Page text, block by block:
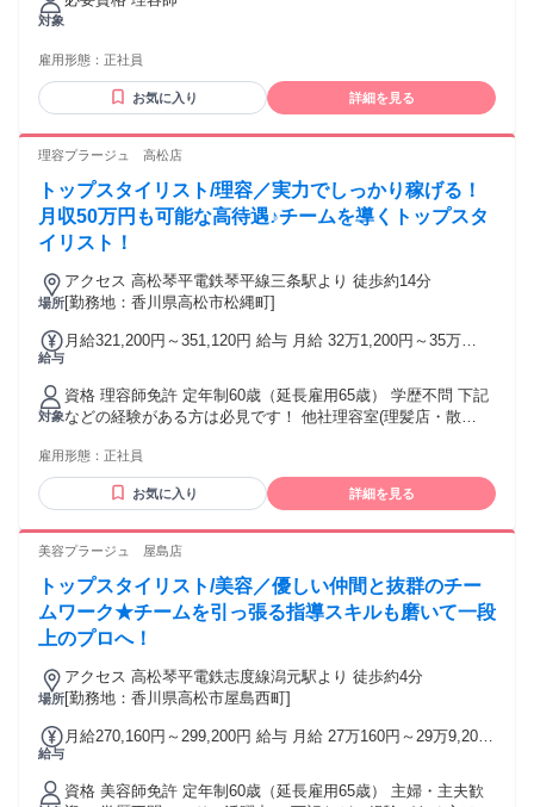
無に関わらず、55時間分（8万1840円）を支給し、超過分は別
ます。
対象
雇用形態： 正社員
お気に入り 詳細を見る
理容プラージュ 高松店
トップスタイリスト/理容／実力でしっかり稼げる！
月収50万円も可能な高待遇♪チームを導くトップスタ
イリスト！
場所
アクセス 高松琴平電鉄琴平線三条駅より 徒歩約14分
[勤務地：香川県高松市松縄町]
給与
月給321,200円～351,120円 給与 月給 32万1,200円～35万
円～8万7,780円 研修中 月給 32万1,200円～35万1,120円（研
修期間 6 ヶ月） 研修中 固定残業時間（トータル） 44時間/月
研修中 残業代 8万300円～8万7,780円 固定時間外手当（44h
分）80,300円～87,780円含む。超過分別途支給。 ※上記給与
店舗売上に応じて支給
対象
資格 理容師免許 定年制60歳（延長雇用65歳） 学歴不問 下記
などの経験がある方は必見です！ 他社理容室(理髪店・散
タイリストなど
雇用形態： 正社員
お気に入り 詳細を見る
美容プラージュ 屋島店
トップスタイリスト/美容／優しい仲間と抜群のチー
ムワーク★チームを引っ張る指導スキルも磨いて一段
上のプロへ！
場所
アクセス 高松琴平電鉄志度線潟元駅より 徒歩約4分
[勤務地：香川県高松市屋島西町]
給与
月給270,160円～299,200円 給与 月給 27万160円～29万9,200
7万4,800円 研修中 月給 27万160円～29万9,200円（研修期間
6 ヶ月） 研修中 固定残業時間（トータル） 44時間/月 研修中
資格 美容師免許 定年制60歳（延長雇用65歳） 主婦・主夫歓